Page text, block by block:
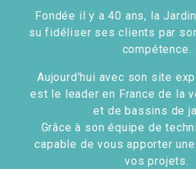
Fondée il y a 40 ans, la
su fidéliser ses clients par
compétence.
Aujourd'hui avec son site
est le leader en France de la
et de bassins de
Grâce à son équipe de
capable de vous apporter
vos projets.